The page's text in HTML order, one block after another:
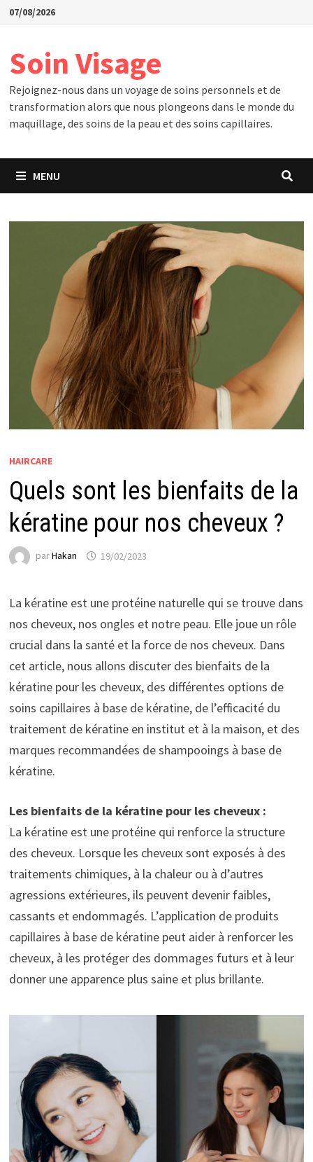
Passer
07/08/2026
Soin Visage
Rejoignez-nous dans un voyage de soins personnels et de
transformation alors que nous plongeons dans le monde du
maquillage, des soins de la peau et des soins capillaires.
MENU
HAIRCARE
Quels sont les bienfaits de la
kératine pour nos cheveux ?
parHakan 19/02/2023
La kératine est une protéine naturelle qui se trouve dans
nos cheveux, nos ongles et notre peau. Elle joue un rôle
crucial dans la santé et la force de nos cheveux. Dans
cet article, nous allons discuter des bienfaits de la
kératine pour les cheveux, des différentes options de
soins capillaires à base de kératine, de l’efficacité du
traitement de kératine en institut et à la maison, et des
marques recommandées de shampooings à base de
kératine.
Les bienfaits de la kératine pour les cheveux :
La kératine est une protéine qui renforce la structure
des cheveux. Lorsque les cheveux sont exposés à des
traitements chimiques, à la chaleur ou à d’autres
agressions extérieures, ils peuvent devenir faibles,
cassants et endommagés. L’application de produits
capillaires à base de kératine peut aider à renforcer les
cheveux, à les protéger des dommages futurs et à leur
donner une apparence plus saine et plus brillante.